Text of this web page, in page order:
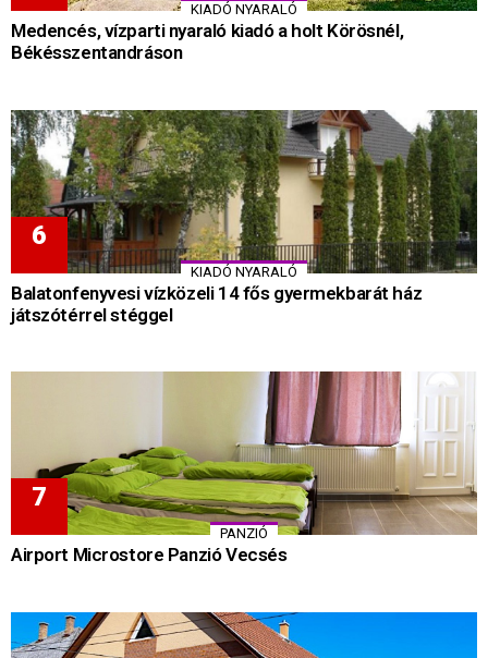
KIADÓ NYARALÓ
Medencés, vízparti nyaraló kiadó a holt Körösnél,
Békésszentandráson
KIADÓ NYARALÓ
Balatonfenyvesi vízközeli 14 fős gyermekbarát ház
játszótérrel stéggel
PANZIÓ
Airport Microstore Panzió Vecsés